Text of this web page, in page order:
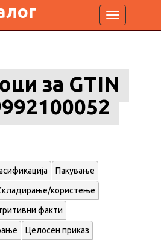
Toggle
navigation
за GTIN
Пакување
користење
факти
Целосен приказ